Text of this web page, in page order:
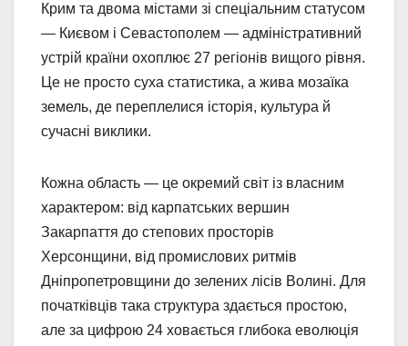
Крим та двома містами зі спеціальним статусом
— Києвом і Севастополем — адміністративний
устрій країни охоплює 27 регіонів вищого рівня.
Це не просто суха статистика, а жива мозаїка
земель, де переплелися історія, культура й
сучасні виклики.
Кожна область — це окремий світ із власним
характером: від карпатських вершин
Закарпаття до степових просторів
Херсонщини, від промислових ритмів
Дніпропетровщини до зелених лісів Волині. Для
початківців така структура здається простою,
але за цифрою 24 ховається глибока еволюція